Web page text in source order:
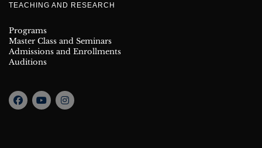
TEACHING AND RESEARCH
Programs
Master Class and Seminars
Admissions and Enrollments
Auditions